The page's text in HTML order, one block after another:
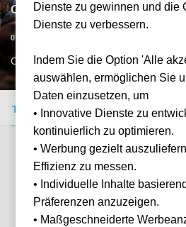
Como 1907 vs AC Monza
07.02.2027
COM, IT
Tickets kaufen Event-Info FAQ
Verfügbare Kategorien (3)
Dienste zu gewinnen und die
Dienste zu verbessern.
Indem Sie die Option 'Alle
auswählen, ermöglichen Sie
Daten einzusetzen, um
• Innovative Dienste zu
kontinuierlich zu optimieren.
• Werbung gezielt
Effizienz zu messen.
• Individuelle Inhalte
Präferenzen anzuzeigen.
• Maßgeschneiderte